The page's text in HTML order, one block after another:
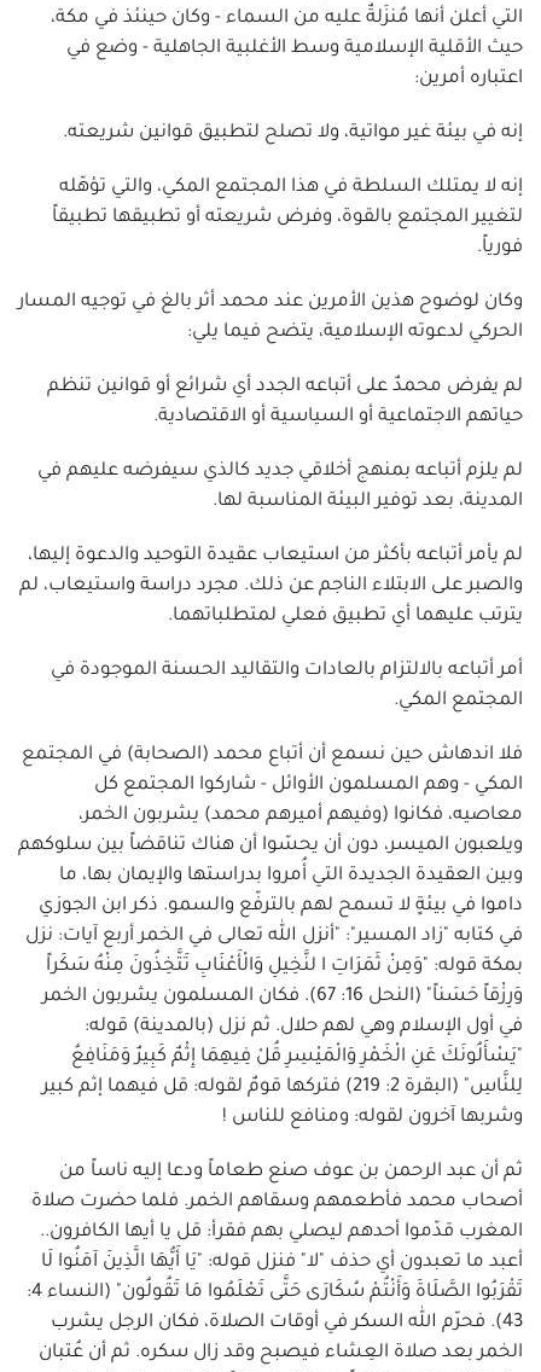
التي أعلن أنها مُنزَلةٌ عليه من السماء - وكان حينئذ في مكة،
حيث الأقلية الإسلامية وسط الأغلبية الجاهلية - وضع في
اعتباره أمرين:
إنه في بيئة غير مواتية، ولا تصلح لتطبيق قوانين شريعته.
إنه لا يمتلك السلطة في هذا المجتمع المكي، والتي تؤهّله
لتغيير المجتمع بالقوة، وفرض شريعته أو تطبيقها تطبيقاً
فورياً.
وكان لوضوح هذين الأمرين عند محمد أثر بالغ في توجيه المسار
الحركي لدعوته الإسلامية، يتضح فيما يلي:
لم يفرض محمدٌ على أتباعه الجدد أي شرائع أو قوانين تنظم
حياتهم الاجتماعية أو السياسية أو الاقتصادية.
لم يلزم أتباعه بمنهج أخلاقي جديد كالذي سيفرضه عليهم في
المدينة، بعد توفير البيئة المناسبة لها.
لم يأمر أتباعه بأكثر من استيعاب عقيدة التوحيد والدعوة إليها،
والصبر على الابتلاء الناجم عن ذلك. مجرد دراسة واستيعاب، لم
يترتب عليهما أي تطبيق فعلي لمتطلباتهما.
أمر أتباعه بالالتزام بالعادات والتقاليد الحسنة الموجودة في
المجتمع المكي.
فلا اندهاش حين نسمع أن أتباع محمد (الصحابة) في المجتمع
المكي - وهم المسلمون الأوائل - شاركوا المجتمع كل
معاصيه، فكانوا (وفيهم أميرهم محمد) يشربون الخمر،
ويلعبون الميسر، دون أن يحسّوا أن هناك تناقضاً بين سلوكهم
وبين العقيدة الجديدة التي أُمروا بدراستها والإيمان بها، ما
داموا في بيئةٍ لا تسمح لهم بالترفّع والسمو. ذكر ابن الجوزي
في كتابه "زاد المسير": "أنزل الله تعالى في الخمر أربع آيات: نزل
بمكة قوله: "وَمِنْ ثَمَرَاتِ ا لنَّخِيلِ وَالْأَعْنَابِ تَتَّخِذُونَ مِنْهُ سَكَراً
وَرِزْقاً حَسَناً" (النحل 16: 67). فكان المسلمون يشربون الخمر
في أول الإسلام وهي لهم حلال. ثم نزل (بالمدينة) قوله:
"يَسْأَلُونَكَ عَنِ الْخَمْرِ وَالْمَيْسِرِ قُلْ فِيهِمَا إِثْمٌ كَبِيرٌ وَمَنَافِعُ
لِلنَّاسِ" (البقرة 2: 219) فتركها قومٌ لقوله: قل فيهما إثم كبير
وشربها آخرون لقوله: ومنافع للناس !
ثم أن عبد الرحمن بن عوف صنع طعاماً ودعا إليه ناساً من
أصحاب محمد فأطعمهم وسقاهم الخمر. فلما حضرت صلاة
المغرب قدّموا أحدهم ليصلي بهم فقرأ: قل يا أيها الكافرون..
أعبد ما تعبدون أي حذف "لا" فنزل قوله: "يَا أَيُّهَا الَّذِينَ آمَنُوا لَا
تَقْرَبُوا الصَّلَاةَ وَأَنْتُمْ سُكَارَى حَتَّى تَعْلَمُوا مَا تَقُولُون" (النساء 4:
43). فحرّم الله السكر في أوقات الصلاة، فكان الرجل يشرب
الخمر بعد صلاة العِشاء فيصبح وقد زال سكره. ثم أن عُتبان